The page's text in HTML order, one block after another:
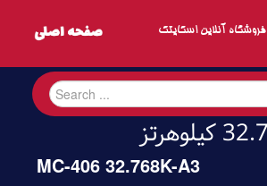
فروشگاه آنلاین اسکایتک
MC-406 32.768K-A3